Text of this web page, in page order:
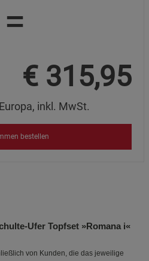
=
€ 315,95
inkl. MwSt.
bestellen
Ufer Topfset »Romana i«
von Kunden, die das jeweilige